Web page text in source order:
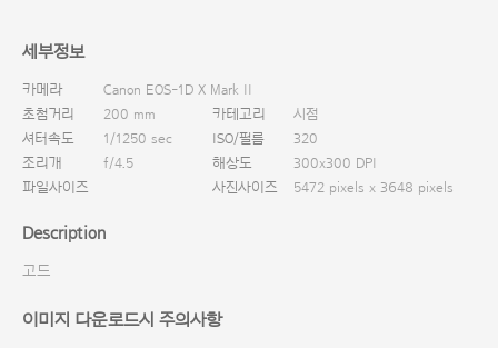
세부정보
카메라
Canon EOS-1D X Mark II
초첨거리
200 mm 카테고리
시점
셔터속도
1/1250 sec ISO/필름
320
조리개
f/4.5 해상도
300x300 DPI
파일사이즈
사진사이즈 5472 pixels x 3648 pixels
Description
고드
이미지 다운로드시 주의사항